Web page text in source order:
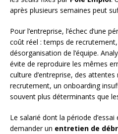
après plusieurs semaines peut
Pour l’entreprise, l’échec d’une
coût réel : temps de
désorganisation de l’équipe.
évite de reproduire les mêmes
culture d’entreprise, des
recrutement, un onboarding
souvent plus déterminants que
Le salarié dont la période
demander un entretien de